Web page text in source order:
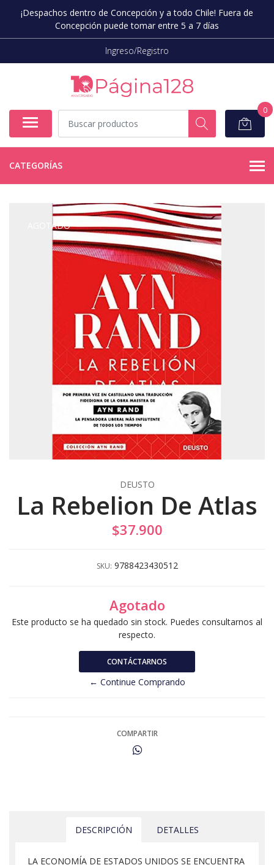
¡Despachos dentro de Concepción y a todo Chile! Fuera de
Concepción puede tomar entre 5 a 7 días
Ingreso/Registro
0
CATEGORÍAS
AGOTADO
DEUSTO
La Rebelion De Atlas
$37.900
SKU: 9788423430512
Agotado
Este producto se ha quedado sin stock. Puedes consultarnos al
respecto.
CONTÁCTARNOS
← Continue Comprando
COMPARTIR
DESCRIPCIÓN DETALLES
LA ECONOMÍA DE ESTADOS UNIDOS SE ENCUENTRA